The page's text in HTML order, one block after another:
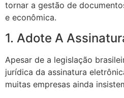
tornar a gestão de
e econômica.
1. Adote A
Apesar de a legislação
jurídica da assinatura
muitas empresas ainda